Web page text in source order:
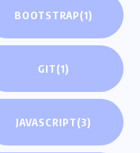
BOOTSTRAP(1)
GIT(1)
JAVASCRIPT(3)